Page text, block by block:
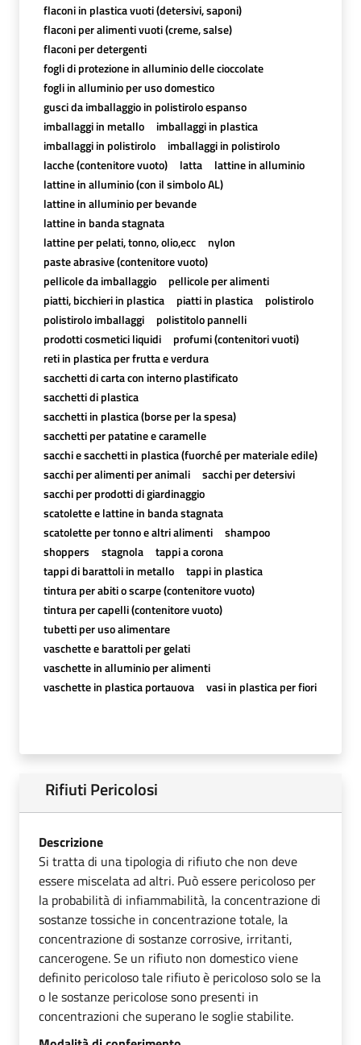
flaconi in plastica vuoti (detersivi, saponi)
flaconi per alimenti vuoti (creme, salse)
flaconi per detergenti
fogli di protezione in alluminio delle cioccolate
fogli in alluminio per uso domestico
gusci da imballaggio in polistirolo espanso
imballaggi in metallo
imballaggi in plastica
imballaggi in polistirolo
imballaggi in polistirolo
lacche (contenitore vuoto)
latta
lattine in alluminio
lattine in alluminio (con il simbolo AL)
lattine in alluminio per bevande
lattine in banda stagnata
lattine per pelati, tonno, olio,ecc
nylon
paste abrasive (contenitore vuoto)
pellicole da imballaggio
pellicole per alimenti
piatti, bicchieri in plastica
piatti in plastica
polistirolo
polistirolo imballaggi
polistitolo pannelli
prodotti cosmetici liquidi
profumi (contenitori vuoti)
reti in plastica per frutta e verdura
sacchetti di carta con interno plastificato
sacchetti di plastica
sacchetti in plastica (borse per la spesa)
sacchetti per patatine e caramelle
sacchi e sacchetti in plastica (fuorché per materiale edile)
sacchi per alimenti per animali
sacchi per detersivi
sacchi per prodotti di giardinaggio
scatolette e lattine in banda stagnata
scatolette per tonno e altri alimenti
shampoo
shoppers
stagnola
tappi a corona
tappi di barattoli in metallo
tappi in plastica
tintura per abiti o scarpe (contenitore vuoto)
tintura per capelli (contenitore vuoto)
tubetti per uso alimentare
vaschette e barattoli per gelati
vaschette in alluminio per alimenti
vaschette in plastica portauova
vasi in plastica per fiori
Rifiuti Pericolosi
Descrizione
Si tratta di una tipologia di rifiuto che non deve
essere miscelata ad altri. Può essere pericoloso per
la probabilità di infiammabilità, la concentrazione di
sostanze tossiche in concentrazione totale, la
concentrazione di sostanze corrosive, irritanti,
cancerogene. Se un rifiuto non domestico viene
definito pericoloso tale rifiuto è pericoloso solo se la
o le sostanze pericolose sono presenti in
concentrazioni che superano le soglie stabilite.